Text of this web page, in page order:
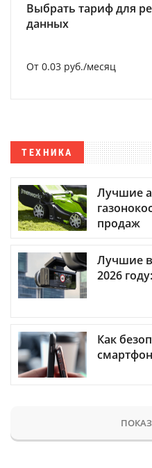
Выбрать тариф для
данных
От 0.03 руб./месяц
ТЕХНИКА
Лучшие
продаж
Лучшие
2026
Как